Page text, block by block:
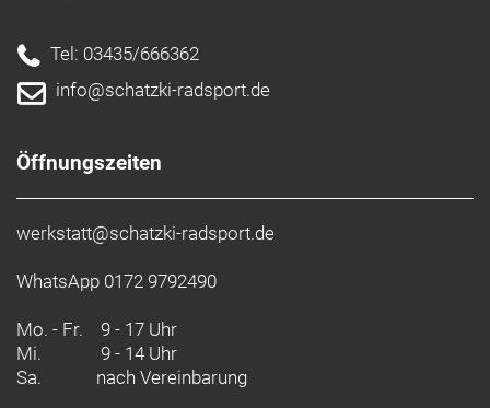
Tel: 03435/666362
info@schatzki-radsport.de
Öffnungszeiten
werkstatt@schatzki-radsport.de
WhatsApp 0172 9792490
Mo. - Fr. 9 - 17 Uhr
Mi.
9 - 14 Uhr
Sa.
nach Vereinbarung